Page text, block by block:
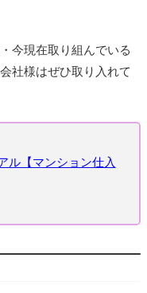
今現在取り組んでいる
社様はぜひ取り入れて
ル【マンション仕入